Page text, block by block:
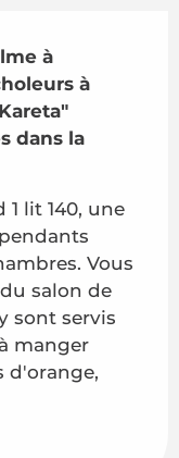
à
à
dans la
lit 140, une
Vous
salon de
sont servis
manger
d'orange,